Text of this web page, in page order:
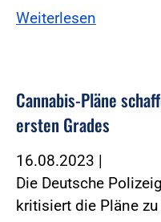
Weiterlesen
Cannabis-Pläne
ersten Grades
16.08.2023 |
Die Deutsche
kritisiert die Pläne